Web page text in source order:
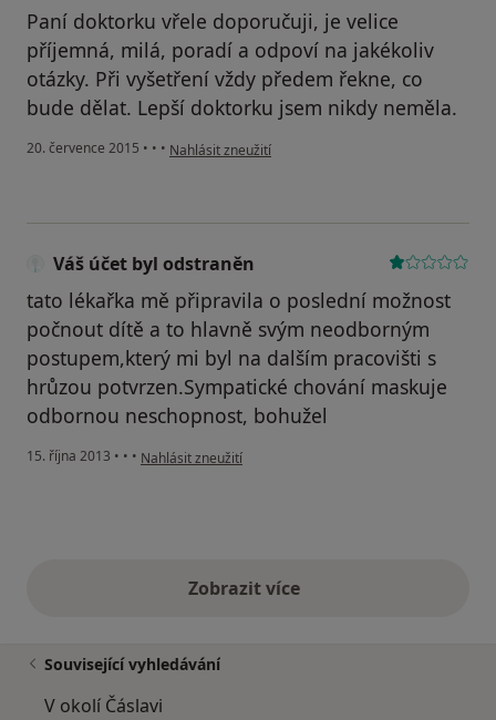
Paní doktorku vřele doporučuji, je velice
příjemná, milá, poradí a odpoví na jakékoliv
otázky. Při vyšetření vždy předem řekne, co
bude dělat. Lepší doktorku jsem nikdy neměla.
20. července 2015 • • • podle názoru uživatele Váš účet byl odstraněn
Nahlásit zneužití
Váš účet byl odstraněn
tato lékařka mě připravila o poslední možnost
počnout dítě a to hlavně svým neodborným
postupem,který mi byl na dalším pracovišti s
hrůzou potvrzen.Sympatické chování maskuje
odbornou neschopnost, bohužel
15. října 2013 • • • podle názoru uživatele Váš účet byl odstraněn
Nahlásit zneužití
Zobrazit vícevýše uvedené názory
Související vyhledávání
V okolí Čáslavi